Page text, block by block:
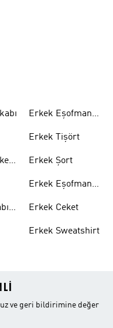
Erkek Eşofman
Erkek Tişört
Erkek Şort
Erkek Eşofman
Erkek Ceket
Erkek Sweatshirt
ve geri bildirimine değer